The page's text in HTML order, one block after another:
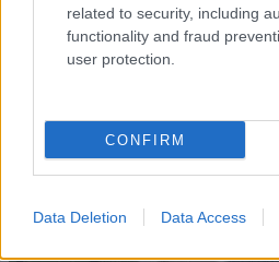
related to security, including
functionality and fraud
user protection.
CONFIRM
Data Deletion Data Access